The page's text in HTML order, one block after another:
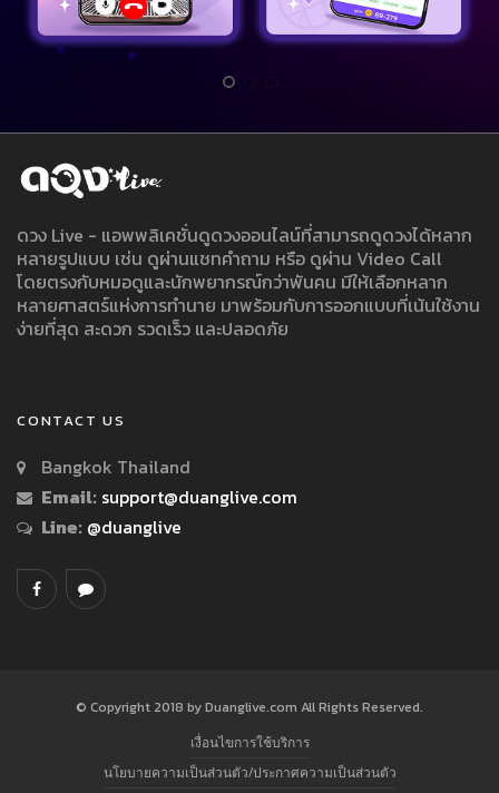
ดวง Live - แอพพลิเคชั่นดูดวงออนไลน์ที่สามารถดูดวงได้หลาก
หลายรูปแบบ เช่น ดูผ่านแชทคำถาม หรือ ดูผ่าน Video Call
โดยตรงกับหมอดูและนักพยากรณ์กว่าพันคน มีให้เลือกหลาก
หลายศาสตร์แห่งการทำนาย มาพร้อมกับการออกแบบที่เน้นใช้งาน
ง่ายที่สุด สะดวก รวดเร็ว และปลอดภัย
CONTACT US
Bangkok Thailand
Email: support@duanglive.com
Line: @duanglive
© Copyright 2018 by Duanglive.com All Rights Reserved.
เงื่อนไขการใช้บริการ
นโยบายความเป็นส่วนตัว/ประกาศความเป็นส่วนตัว